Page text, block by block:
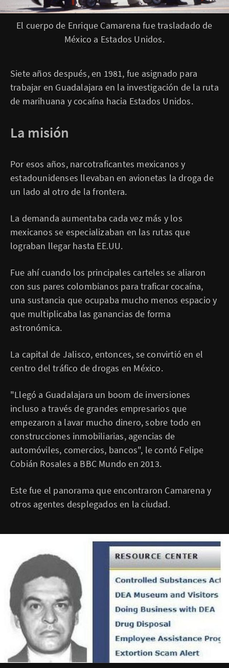
i
e
d
t
o
El cuerpo de Enrique Camarena fue trasladado de
México a Estados Unidos.
Siete años después, en 1981, fue asignado para
trabajar en Guadalajara en la investigación de la ruta
de marihuana y cocaína hacia Estados Unidos.
La misión
Por esos años, narcotraficantes mexicanos y
estadounidenses llevaban en avionetas la droga de
un lado al otro de la frontera.
La demanda aumentaba cada vez más y los
mexicanos se especializaban en las rutas que
lograban llegar hasta EE.UU.
Fue ahí cuando los principales carteles se aliaron
con sus pares colombianos para traficar cocaína,
una sustancia que ocupaba mucho menos espacio y
que multiplicaba las ganancias de forma
astronómica.
La capital de Jalisco, entonces, se convirtió en el
centro del tráfico de drogas en México.
"Llegó a Guadalajara un boom de inversiones
incluso a través de grandes empresarios que
empezaron a lavar mucho dinero, sobre todo en
construcciones inmobiliarias, agencias de
automóviles, comercios, bancos", le contó Felipe
Cobián Rosales a BBC Mundo en 2013.
Este fue el panorama que encontraron Camarena y
otros agentes desplegados en la ciudad.